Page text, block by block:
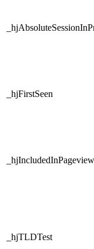
_hjFirstSeen
_hjTLDTest